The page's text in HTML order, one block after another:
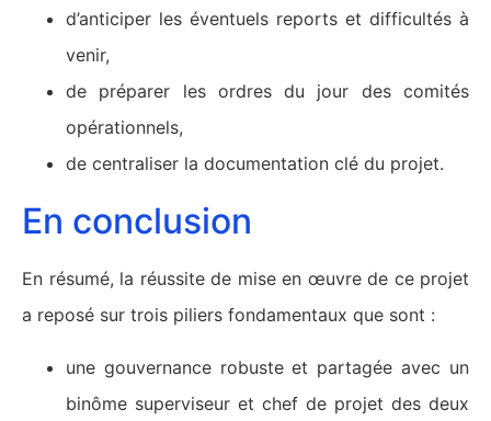
d’anticiper les éventuels reports et difficultés à
venir,
de préparer les ordres du jour des comités
opérationnels,
de centraliser la documentation clé du projet.
En conclusion
En résumé, la réussite de mise en œuvre de ce projet
a reposé sur trois piliers fondamentaux que sont :
une gouvernance robuste et partagée avec un
binôme superviseur et chef de projet des deux